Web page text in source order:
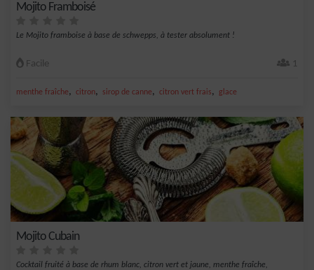
Mojito Framboisé
Le Mojito framboise à base de schwepps, à tester absolument !
Facile 1
menthe fraîche, citron, sirop de canne, citron vert frais, glace
Mojito Cubain
Cocktail fruité à base de rhum blanc, citron vert et jaune, menthe fraîche,